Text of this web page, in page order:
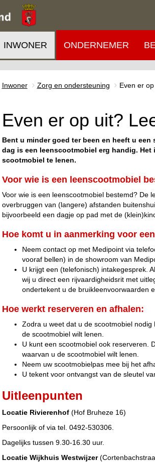
INWONER ONDERNEMER
Inwoner Zorg en ondersteuning Even er
Even er op uit?
Bent u minder goed ter been en heeft u
dag is een leenscootmobiel erg handig.
scootmobiel te lenen.
Voor wie is een leenscootmobiel
Voor wie is een leenscootmobiel bestemd? De
overbruggen van (langere) afstanden
bijvoorbeeld een dagje op pad met de
Hoe komt u in aanmerking voor
Neem contact op met Medipoint via
vooraf bellen) in de showroom van
U krijgt een (telefonisch) intakegesprek.
wij u direct een rijvaardigheidsrit met
ondertekent u de bruikleenvoorwaarden
Hoe werkt reserveren en afhalen:
Zodra u weet dat u de scootmobiel
de scootmobiel wilt lenen.
U kunt een scootmobiel ook reserveren.
waarvan u de scootmobiel wilt lenen.
Neem uw scootmobielpas mee bij het
U tekent voor ontvangst van de sleutel
Uitleenpunten
Locatie Rivierenhof(Hof Bruheze 16)
Persoonlijk of via tel. 0492-530306.
Dagelijks tussen 9.30-16.30 uur.
Locatie Wijkhuis Westwijzer